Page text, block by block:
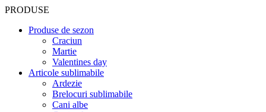
PRODUSE
Produse de sezon
Craciun
Martie
Valentines day
Articole sublimabile
Ardezie
Brelocuri sublimabile
Cani albe